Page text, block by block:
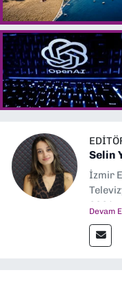
Selin
İzmir
2024
Devam